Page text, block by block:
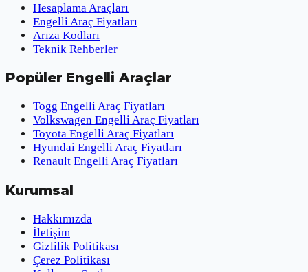
Hesaplama Araçları
Engelli Araç Fiyatları
Arıza Kodları
Teknik Rehberler
Popüler Engelli Araçlar
Togg Engelli Araç Fiyatları
Volkswagen Engelli Araç Fiyatları
Toyota Engelli Araç Fiyatları
Hyundai Engelli Araç Fiyatları
Renault Engelli Araç Fiyatları
Kurumsal
Hakkımızda
İletişim
Gizlilik Politikası
Çerez Politikası